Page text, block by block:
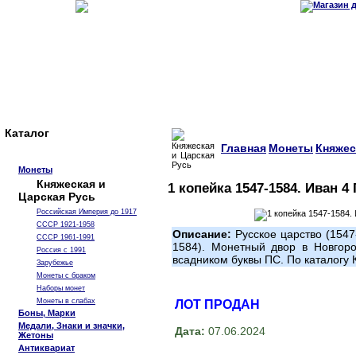
Каталог
Монеты
Княжеская и
Царская Русь
Российская Империя до 1917
СССР 1921-1958
СССР 1961-1991
Россия с 1991
Зарубежье
Монеты с браком
Наборы монет
Монеты в слабах
Боны, Марки
Медали, Знаки и значки,
Жетоны
Антиквариат
Главная Монеты
1 копейка 1547-1584. Иван
Описание: Русское царство
1584). Монетный двор в
всадником буквы ПС. По
ЛОТ ПРОДАН
Дата: 07.06.2024